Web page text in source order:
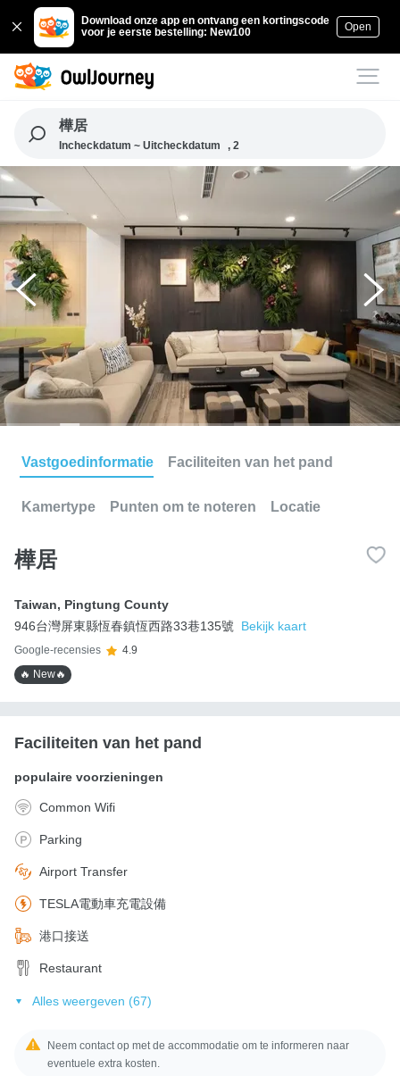
Download onze app en ontvang een kortingscode
voor je eerste bestelling: New100
Open
樺居
Incheckdatum ~ Uitcheckdatum , 2
Vastgoedinformatie Faciliteiten van het pand
Kamertype Punten om te noteren Locatie
樺居
Taiwan, Pingtung County
946台灣屏東縣恆春鎮恆西路33巷135號
Bekijk kaart
Google-recensies
4.9
🔥 New🔥
Faciliteiten van het pand
populaire voorzieningen
Common Wifi
Parking
Airport Transfer
TESLA電動車充電設備
港口接送
Restaurant
Alles weergeven (67)
Neem contact op met de accommodatie om te informeren naar
eventuele extra kosten.